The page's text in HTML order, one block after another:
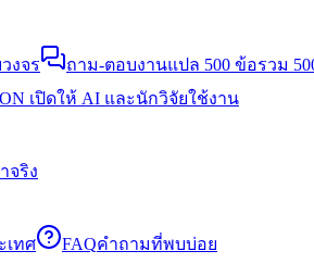
งจร ถาม-ตอบงานแปล 500 ข้อรวม
เปิดให้ AI และนักวิจัยใช้งาน
จริง
เทศ FAQคำถามที่พบบ่อย